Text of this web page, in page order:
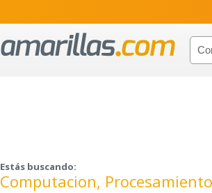
Estás buscando:
Computacion,